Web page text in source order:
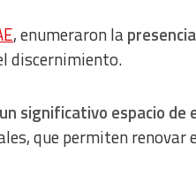
, enumeraron la
discernimiento.
significativo espacio
que permiten